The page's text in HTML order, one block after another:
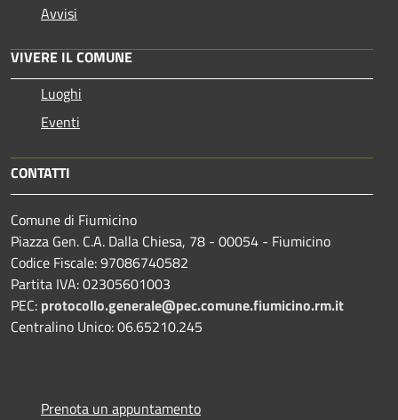
Avvisi
VIVERE IL COMUNE
Luoghi
Eventi
CONTATTI
Comune di Fiumicino
Piazza Gen. C.A. Dalla Chiesa, 78 - 00054 - Fiumicino
Codice Fiscale: 97086740582
Partita IVA: 02305601003
PEC: protocollo.generale@pec.comune.fiumicino.rm.it
Centralino Unico: 06.65210.245
Prenota un appuntamento